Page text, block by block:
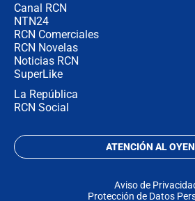
Canal RCN
NTN24
RCN Comerciales
RCN Novelas
Noticias RCN
SuperLike
La República
RCN Social
ATENCIÓN AL
Aviso de
Protección de Datos